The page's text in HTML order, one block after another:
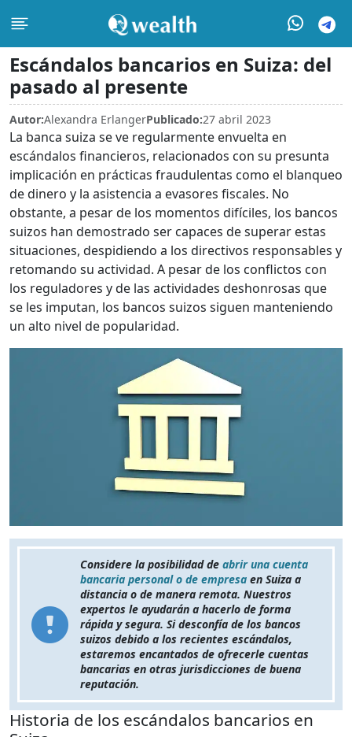
Escándalos bancarios en Suiza: del
pasado al presente
Autor:Alexandra ErlangerPublicado:27 abril 2023
La banca suiza se ve regularmente envuelta en
escándalos financieros, relacionados con su presunta
implicación en prácticas fraudulentas como el blanqueo
de dinero y la asistencia a evasores fiscales. No
obstante, a pesar de los momentos difíciles, los bancos
suizos han demostrado ser capaces de superar estas
situaciones, despidiendo a los directivos responsables y
retomando su actividad. A pesar de los conflictos con
los reguladores y de las actividades deshonrosas que
se les imputan, los bancos suizos siguen manteniendo
un alto nivel de popularidad.
Considere la posibilidad de abrir una cuenta
bancaria personal o de empresa en Suiza a
distancia o de manera remota. Nuestros
expertos le ayudarán a hacerlo de forma
rápida y segura. Si desconfía de los bancos
suizos debido a los recientes escándalos,
estaremos encantados de ofrecerle cuentas
bancarias en otras jurisdicciones de buena
reputación.
Historia de los escándalos bancarios en